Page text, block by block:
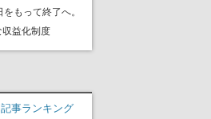
もって終了へ。
益化制度
Content
事ランキング